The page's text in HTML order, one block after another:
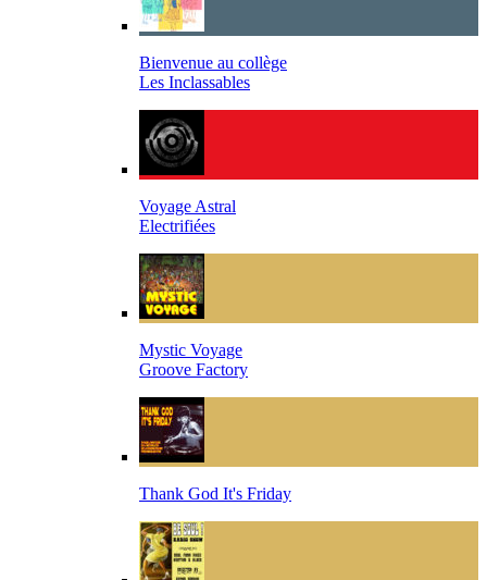
Bienvenue au collège
Les Inclassables
Voyage Astral
Electrifiées
Mystic Voyage
Groove Factory
Thank God It's Friday